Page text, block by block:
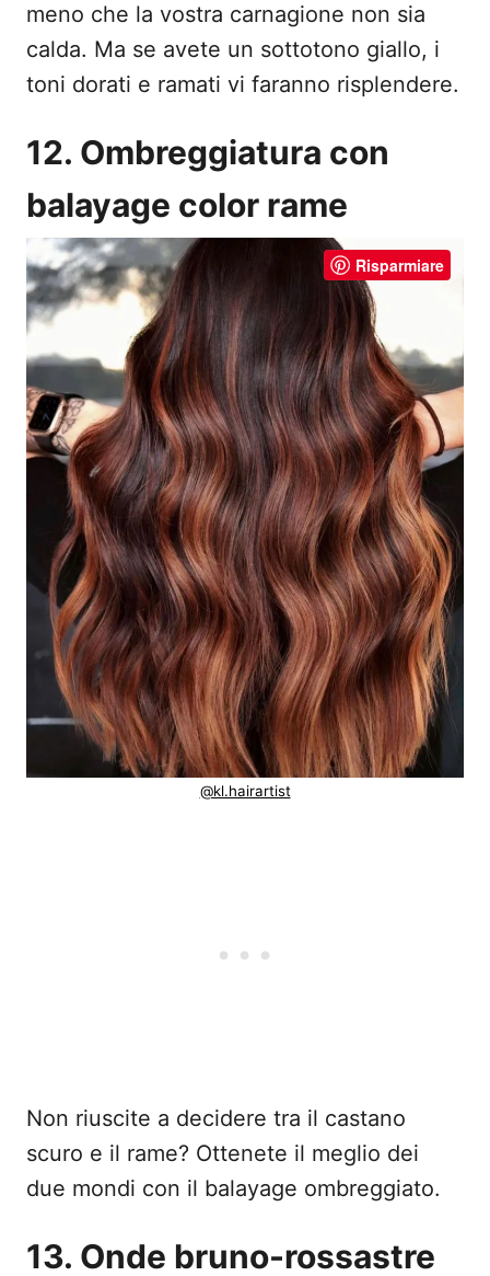
meno che la vostra carnagione non sia
calda. Ma se avete un sottotono giallo, i
toni dorati e ramati vi faranno risplendere.
12. Ombreggiatura con
balayage color rame
Risparmiare
@kl.hairartist
Non riuscite a decidere tra il castano
scuro e il rame? Ottenete il meglio dei
due mondi con il balayage ombreggiato.
13. Onde bruno-rossastre